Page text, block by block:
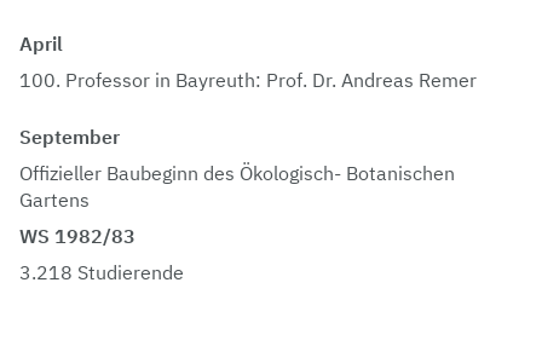
April
100. Professor in Bayreuth: Prof. Dr. Andreas Remer
September
Offizieller Baubeginn des Ökologisch- Botanischen
Gartens
WS 1982/83
3.218 Studierende